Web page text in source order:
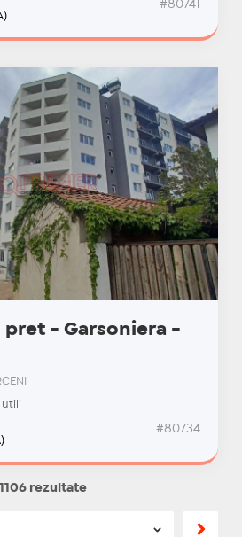
#80741
pret - Garsoniera -
utili
#80734
1106 rezultate